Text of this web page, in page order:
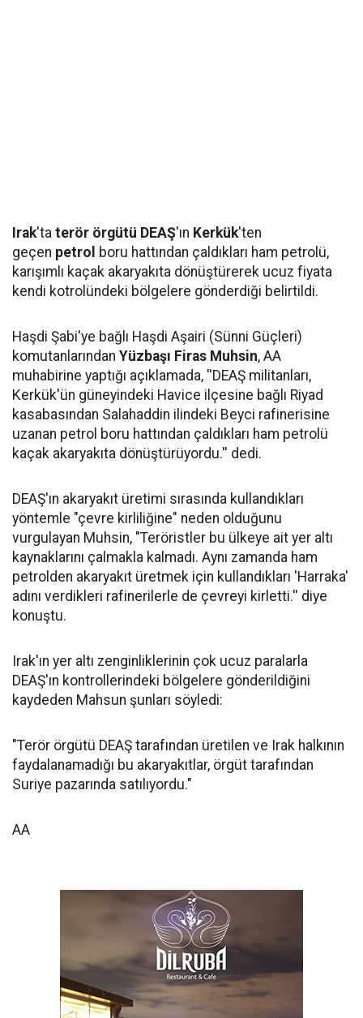
Irak'ta terör örgütü DEAŞ'ın Kerkük'ten
geçen petrol boru hattından çaldıkları ham petrolü,
karışımlı kaçak akaryakıta dönüştürerek ucuz fiyata
kendi kotrolündeki bölgelere gönderdiği belirtildi.
Haşdi Şabi'ye bağlı Haşdi Aşairi (Sünni Güçleri)
komutanlarından Yüzbaşı Firas Muhsin, AA
muhabirine yaptığı açıklamada, ''DEAŞ militanları,
Kerkük'ün güneyindeki Havice ilçesine bağlı Riyad
kasabasından Salahaddin ilindeki Beyci rafinerisine
uzanan petrol boru hattından çaldıkları ham petrolü
kaçak akaryakıta dönüştürüyordu.'' dedi.
DEAŞ'ın akaryakıt üretimi sırasında kullandıkları
yöntemle "çevre kirliliğine" neden olduğunu
vurgulayan Muhsin, "Teröristler bu ülkeye ait yer altı
kaynaklarını çalmakla kalmadı. Aynı zamanda ham
petrolden akaryakıt üretmek için kullandıkları 'Harraka'
adını verdikleri rafinerilerle de çevreyi kirletti.'' diye
konuştu.
Irak'ın yer altı zenginliklerinin çok ucuz paralarla
DEAŞ'ın kontrollerindeki bölgelere gönderildiğini
kaydeden Mahsun şunları söyledi:
"Terör örgütü DEAŞ tarafından üretilen ve Irak halkının
faydalanamadığı bu akaryakıtlar, örgüt tarafından
Suriye pazarında satılıyordu."
AA